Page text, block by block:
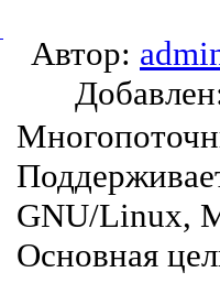
Автор:
GNU/Linux,
Основная